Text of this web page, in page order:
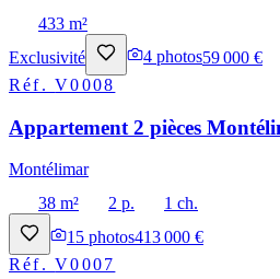
433 m²
Exclusivité
4 photos59 000 €
Réf.V0008
Appartement 2 pièces
Montélimar
38 m²
2 p.
1 ch.
15 photos413 000 €
Réf.V0007